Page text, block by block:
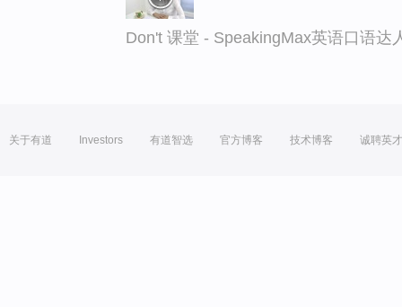
Don't 课堂 - SpeakingMax英语口语达
关于有道 Investors 有道智选 官方博客 技术博客 诚聘英才